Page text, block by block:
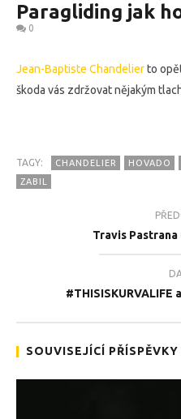
Paragliding jak
0
TEĎ
6.11.2017
Jean-Baptiste Chandelierto
škoda vás zdržovat nějakým
TAGY: CHANDELIER HOVADO
ZABIL
Travis
#THISISKURVALIFE
SOUVISEJÍCÍ PŘÍSPĚVKY